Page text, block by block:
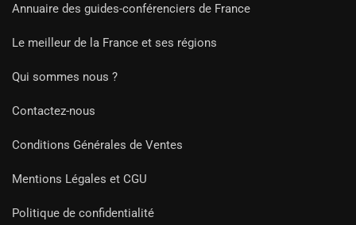
Annuaire des guides-conférenciers de France
Le meilleur de la France et ses régions
Qui sommes nous ?
Contactez-nous
Conditions Générales de Ventes
Mentions Légales et CGU
Politique de confidentialité